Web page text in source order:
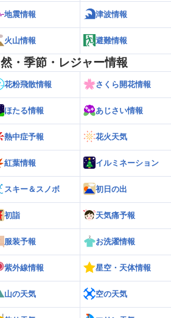
島地方に接近
6日5時更新）
「ERC」とは
地震情報 津波情報
火山情報 避難情報
・季節・レジャー情報
花粉飛散情報 さくら開花情報
ほたる情報 あじさい情報
熱中症予報 花火天気
紅葉情報 イルミネーション
スキー＆スノボ 初日の出
初詣 天気痛予報
服装予報 お洗濯情報
紫外線情報 星空・天体情報
山の天気 空の天気